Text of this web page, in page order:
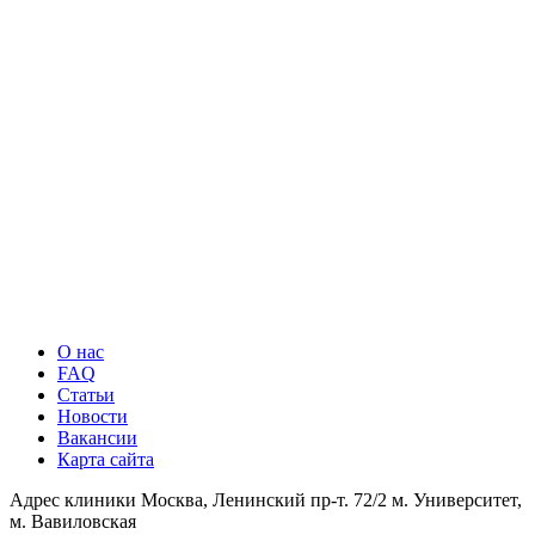
О нас
FAQ
Статьи
Новости
Вакансии
Карта сайта
Адрес клиники Москва, Ленинский пр-т. 72/2 м. Университет,
м. Вавиловская